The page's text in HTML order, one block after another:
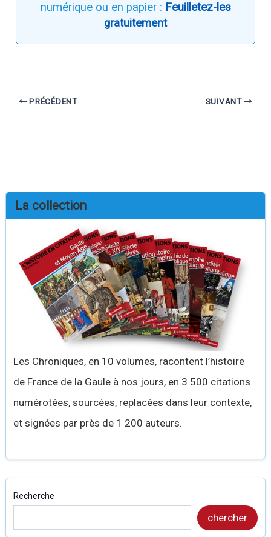
numérique ou en papier : Feuilletez-les
gratuitement
PRÉCÉDENT SUIVANT
La collection
Les Chroniques, en 10 volumes, racontent l’histoire
de France de la Gaule à nos jours, en 3 500 citations
numérotées, sourcées, replacées dans leur contexte,
et signées par près de 1 200 auteurs.
Recherche
chercher